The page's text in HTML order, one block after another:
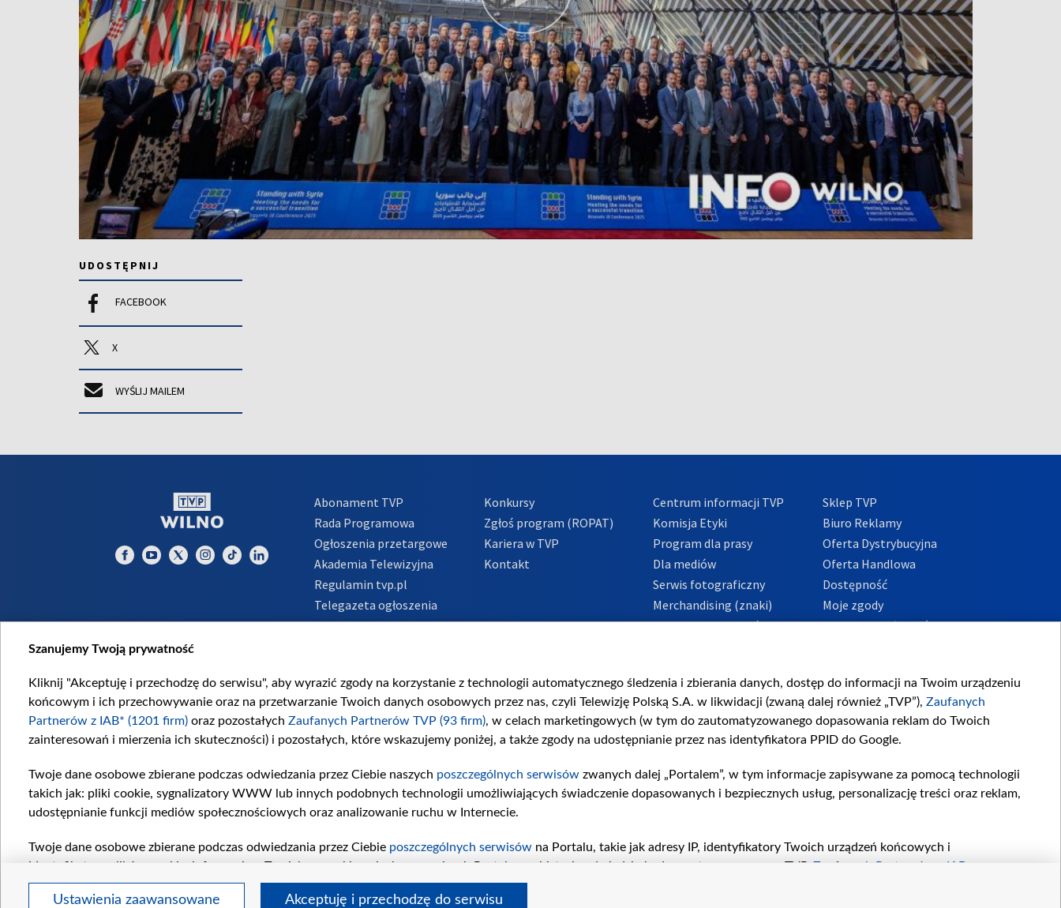
UDOSTĘPNIJ
FACEBOOK
X
WYŚLIJ MAILEM
Abonament TVP
Rada Programowa
Ogłoszenia przetargowe
Akademia Telewizyjna
Regulamin tvp.pl
Telegazeta ogłoszenia
Informacje o nadawcy
Konkursy
Zgłoś program (ROPAT)
Kariera w TVP
Kontakt
Centrum informacji TVP
Komisja Etyki
Program dla prasy
Dla mediów
Serwis fotograficzny
Merchandising (znaki)
Polityka Prywatności
Sklep TVP
Biuro Reklamy
Oferta Dystrybucyjna
Oferta Handlowa
Dostępność
Moje zgody
Procedura zgłoszeń
Szanujemy Twoją prywatność
Kliknij "Akceptuję i przechodzę do serwisu", aby wyrazić zgody na korzystanie z technologii automatycznego śledzenia i zbierania danych, dostęp do informacji na Twoim urządzeniu
końcowym i ich przechowywanie oraz na przetwarzanie Twoich danych osobowych przez nas, czyli Telewizję Polską S.A. w likwidacji (zwaną dalej również „TVP”), Zaufanych
Partnerów z IAB* (1201 firm) oraz pozostałych Zaufanych Partnerów TVP (93 firm), w celach marketingowych (w tym do zautomatyzowanego dopasowania reklam do Twoich
zainteresowań i mierzenia ich skuteczności) i pozostałych, które wskazujemy poniżej, a także zgody na udostępnianie przez nas identyfikatora PPID do Google.
Twoje dane osobowe zbierane podczas odwiedzania przez Ciebie naszych poszczególnych serwisów zwanych dalej „Portalem”, w tym informacje zapisywane za pomocą technologii
takich jak: pliki cookie, sygnalizatory WWW lub innych podobnych technologii umożliwiających świadczenie dopasowanych i bezpiecznych usług, personalizację treści oraz reklam,
udostępnianie funkcji mediów społecznościowych oraz analizowanie ruchu w Internecie.
Twoje dane osobowe zbierane podczas odwiedzania przez Ciebie poszczególnych serwisów na Portalu, takie jak adresy IP, identyfikatory Twoich urządzeń końcowych i
identyfikatory plików cookie, informacje o Twoich wyszukiwaniach w serwisach Portalu czy historia odwiedzin będą przetwarzane przez TVP, Zaufanych Partnerów z IAB
pozostałychZaufanych Partnerów TVP
dla realizacji następujących celów i funkcji: przechowywania informacji na urządzeniu lub dostęp do nich, wyboru podstawowych reklam,
wyboru spersonalizowanych reklam, tworzenia profilu spersonalizowanych reklam, tworzenia profilu spersonalizowanych treści, wyboru spersonalizowanych treści, pomiaru
Ustawienia zaawansowane Akceptuję i przechodzę do serwisu